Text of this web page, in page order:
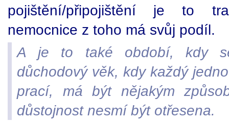
pojištění/připojištění je to
nemocnice z toho má svůj podíl.
A je to také období, kdy
důchodový věk, kdy každý
prací, má být nějakým
důstojnost nesmí být otřesena.